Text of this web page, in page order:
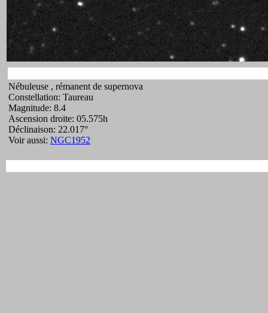
Nébuleuse , rémanent de supernova
Constellation: Taureau
Magnitude: 8.4
Ascension droite: 05.575h
Déclinaison: 22.017°
Voir aussi: NGC1952